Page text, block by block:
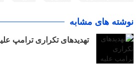
نوشته های مشابه
تهدیدهای تکراری ترامپ